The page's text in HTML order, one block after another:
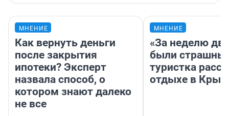
МНЕНИЕ
Как вернуть деньги
после закрытия
ипотеки? Эксперт
назвала способ, о
котором знают далеко
не все
МНЕНИЕ
«За неделю
были
туристка
отдыхе в